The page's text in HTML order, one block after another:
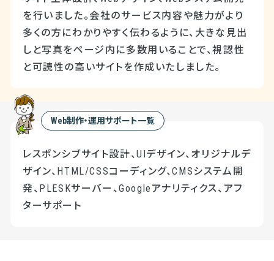
を行いました。会社のサービス内容や魅力がより
多くの方にわかりやすく伝わるように、大きな見出
しと写真をページ内に多数用いることで、視認性
と可読性の高いサイトを作成いたしました。
Web制作・運用サポート一覧
レスポンシブサイト設計、UIデザイン、オリジナルデ
ザイン、HTML/CSSコーディング、CMSシステム開
発、PLESKサーバー、Googleアナリティクス、アフ
ターサポート